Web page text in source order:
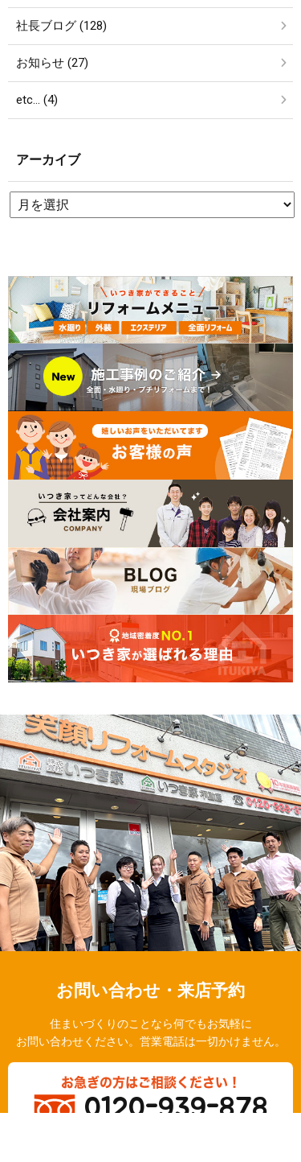
社長ブログ (128)
お知らせ (27)
etc… (4)
アーカイブ
お問い合わせ・来店予約
住まいづくりのことなら何でもお気軽に
お問い合わせください。営業電話は一切かけません。
お急ぎの方はご相談ください！
0120-939-878